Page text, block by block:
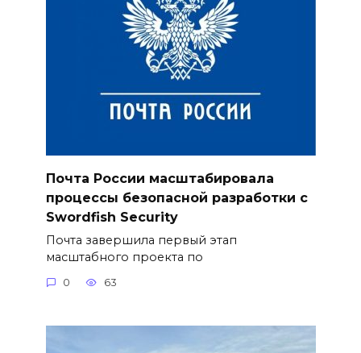
Почта России масштабировала
процессы безопасной разработки с
Swordfish Security
Почта завершила первый этап
масштабного проекта по
0 63